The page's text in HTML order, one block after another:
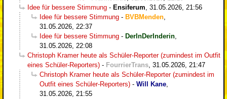
Idee für bessere Stimmung - Ensiferum, 31.05.2026, 21:56
Idee für bessere Stimmung - BVBMenden,
31.05.2026, 22:37
Idee für bessere Stimmung - DerInDerInderin,
31.05.2026, 22:08
Christoph Kramer heute als Schüler-Reporter (zumindest im Outfit
eines Schüler-Reporters) - FourrierTrans, 31.05.2026, 21:47
Christoph Kramer heute als Schüler-Reporter (zumindest im
Outfit eines Schüler-Reporters) - Will Kane,
31.05.2026, 21:55